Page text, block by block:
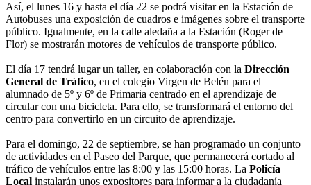
Así, el lunes 16 y hasta el día 22 se podrá visitar en la Estación de
Autobuses una exposición de cuadros e imágenes sobre el transporte
público. Igualmente, en la calle aledaña a la Estación (Roger de
Flor) se mostrarán motores de vehículos de transporte público.
El día 17 tendrá lugar un taller, en colaboración con la Dirección
General de Tráfico, en el colegio Virgen de Belén para el
alumnado de 5º y 6º de Primaria centrado en el aprendizaje de
circular con una bicicleta. Para ello, se transformará el entorno del
centro para convertirlo en un circuito de aprendizaje.
Para el domingo, 22 de septiembre, se han programado un conjunto
de actividades en el Paseo del Parque, que permanecerá cortado al
tráfico de vehículos entre las 8:00 y las 15:00 horas. La Policía
Local instalarán unos expositores para informar a la ciudadanía